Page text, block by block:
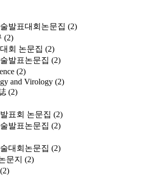
발표대회논문집 (2)
(2)
회 논문집 (2)
발표논문집 (2)
(2)
and Virology (2)
(2)
표회 논문집 (2)
발표논문집 (2)
대회논문집 (2)
문지 (2)
(2)